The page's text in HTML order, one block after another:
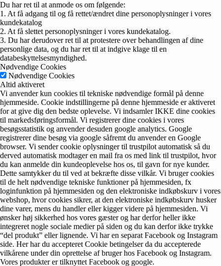
Du har ret til at anmode os om følgende:
1. At få adgang til og få rettet/ændret dine personoplysninger i vores
kundekatalog
2. At få slettet personoplysninger i vores kundekatalog.
3. Du har derudover ret til at protestere over behandlingen af dine
personlige data, og du har ret til at indgive klage til en
databeskyttelsesmyndighed.
Nødvendige Cookies
Nødvendige Cookies
Altid aktiveret
Vi anvender kun cookies til tekniske nødvendige formål på denne
hjemmeside. Cookie indstillingerne på denne hjemmeside er aktiveret
for at give dig den bedste oplevelse. Vi indsamler IKKE dine cookies
til markedsføringsformål. Vi registrerer dine cookies i vores
besøgsstatistik og anvender desuden google analytics. Google
registrerer dine besøg via google såfremt du anvender en Google
browser. Vi sender cookie oplysninger til trustpilot automatisk så du
derved automatisk modtager en mail fra os med link til trustpilot, hvor
du kan anmelde din kundeoplevelse hos os, til gavn for nye kunder.
Dette samtykker du til ved at bekræfte disse vilkår. Vi bruger cookies
til de helt nødvendige tekniske funktioner på hjemmesiden, fx
loginfunktion på hjemmesiden og den elektroniske indkøbskurv i vores
webshop, hvor cookies sikrer, at den elektroniske indkøbskurv husker
dine varer, mens du handler eller kigger videre på hjemmesiden. Vi
ønsker høj sikkerhed hos vores gæster og har derfor heller ikke
integreret nogle sociale medier på siden og du kan derfor ikke trykke
“del produkt” eller lignende. Vi har en separat Facebook og Instagram
side. Her har du accepteret Cookie betingelser da du accepterede
vilkårene under din oprettelse af bruger hos Facebook og Instagram.
Vores produkter er tilknyttet Facebook og google.